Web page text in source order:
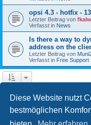
Diese Website nutzt
bestmöglichen
opsi 4.3 - hotfix -
Letzter Beitrag von
Verfasst in News
Is there a way to
address on the
Letzter Beitrag von
Verfasst in Free Support